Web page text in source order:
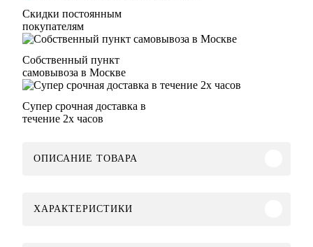
Скидки постоянным
покупателям
Собственный пункт
самовывоза в Москве
Супер срочная доставка в
течение 2х часов
ОПИСАНИЕ ТОВАРА
ХАРАКТЕРИСТИКИ